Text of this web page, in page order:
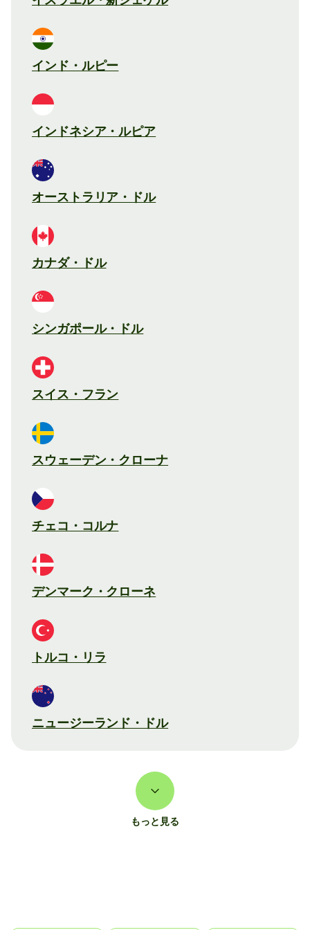
インド・ルピー
インドネシア・ルピア
オーストラリア・ドル
カナダ・ドル
シンガポール・ドル
スイス・フラン
スウェーデン・クローナ
チェコ・コルナ
デンマーク・クローネ
トルコ・リラ
ニュージーランド・ドル
もっと見る